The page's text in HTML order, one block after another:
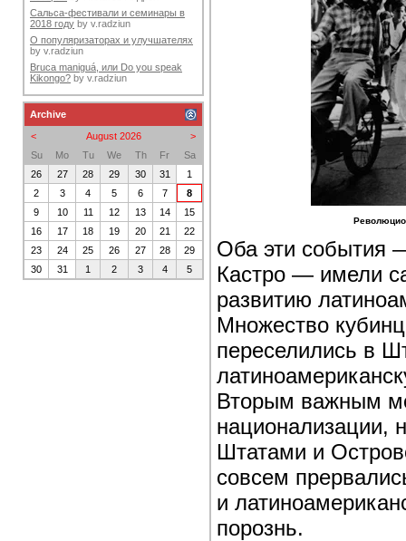
Оба эти события
Кастро — имели
развитию
Множество
переселились в
Вторым важным
национализации,
Штатами и
совсем
и
порознь.
Сальса-фестивали и семинары в
2018 году by v.radziun
О популяризаторах и улучшателях
by v.radziun
Bruca maniguá, или Do you speak
Kikongo? by v.radziun
Archive
<
>
August 2026
Su
Mo Tu We Th Fr
Sa
26
27 28 29 30 31
1
2
3 4 5 6 7
8
9
10 11 12 13 14
15
16
17 18 19 20 21
22
23
24 25 26 27 28
29
30
31 1 2 3 4 5